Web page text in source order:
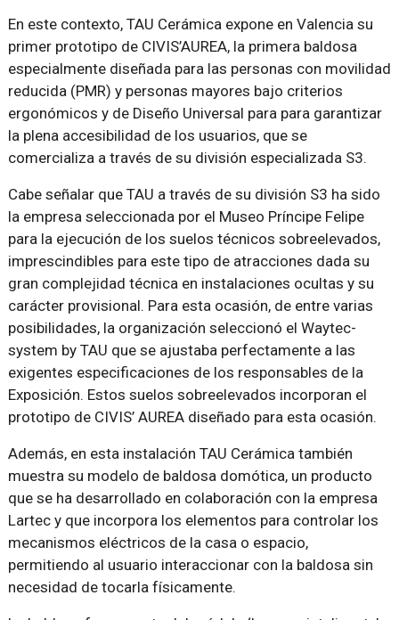
En este contexto, TAU Cerámica expone en Valencia su
primer prototipo de CIVIS’AUREA, la primera baldosa
especialmente diseñada para las personas con movilidad
reducida (PMR) y personas mayores bajo criterios
ergonómicos y de Diseño Universal para para garantizar
la plena accesibilidad de los usuarios, que se
comercializa a través de su división especializada S3.
Cabe señalar que TAU a través de su división S3 ha sido
la empresa seleccio­nada por el Museo Príncipe Felipe
para la ejecución de los suelos técnicos so­breelevados,
imprescindibles para este tipo de atracciones dada su
gran com­plejidad técnica en instalaciones ocultas y su
carácter provisional. Para esta ocasión, de entre varias
posibilidades, la organización seleccionó el Waytec­
system by TAU que se ajustaba perfectamente a las
exigentes especificacio­nes de los responsables de la
Exposición. Estos suelos sobreelevados incorpo­ran el
prototipo de CIVIS’ AUREA diseñado para esta ocasión.
Además, en esta instalación TAU Cerámica también
muestra su modelo de baldosa domótica, un producto
que se ha desarrollado en colaboración con la empresa
Lartec y que incorpora los elemen­tos para controlar los
mecanismos eléctricos de la casa o espacio,
permitiendo al usuario interaccionar con la baldosa sin
necesidad de tocarla físicamente.